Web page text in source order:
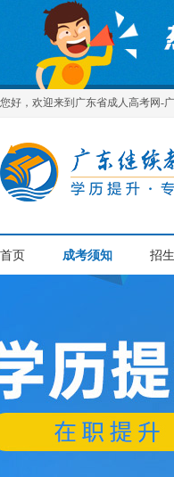
您好，欢迎来到广东省成人高考网-
首页 成考须知 招